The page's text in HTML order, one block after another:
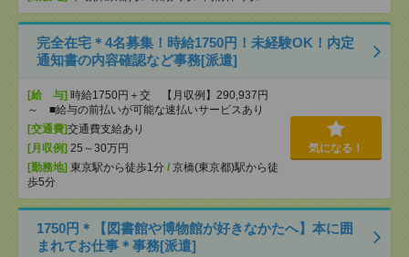
完全在宅＊4名募集！時給1750円！未経験OK！内定
通知書の内容確認など事務[派遣]
[給 与] 時給1750円＋交 【月収例】290,937円
～ ■給与の前払いが可能な速払いサービスあり
[交通費]交通費支給あり
[月収例] 25～30万円
[勤務地] 東京駅から徒歩1分 / 京橋(東京都)駅から徒
歩5分
気になる！
1750円＊【図書館や博物館が好きなかたへ】本に囲
まれてお仕事＊事務[派遣]